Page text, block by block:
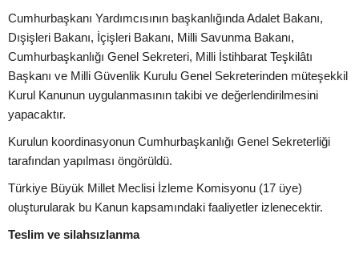
Cumhurbaşkanı Yardımcısının başkanlığında Adalet Bakanı,
Dışişleri Bakanı, İçişleri Bakanı, Milli Savunma Bakanı,
Cumhurbaşkanlığı Genel Sekreteri, Milli İstihbarat Teşkilâtı
Başkanı ve Milli Güvenlik Kurulu Genel Sekreterinden müteşekkil
Kurul Kanunun uygulanmasının takibi ve değerlendirilmesini
yapacaktır.
Kurulun koordinasyonun Cumhurbaşkanlığı Genel Sekreterliği
tarafından yapılması öngörüldü.
Türkiye Büyük Millet Meclisi İzleme Komisyonu (17 üye)
oluşturularak bu Kanun kapsamındaki faaliyetler izlenecektir.
Teslim ve silahsızlanma